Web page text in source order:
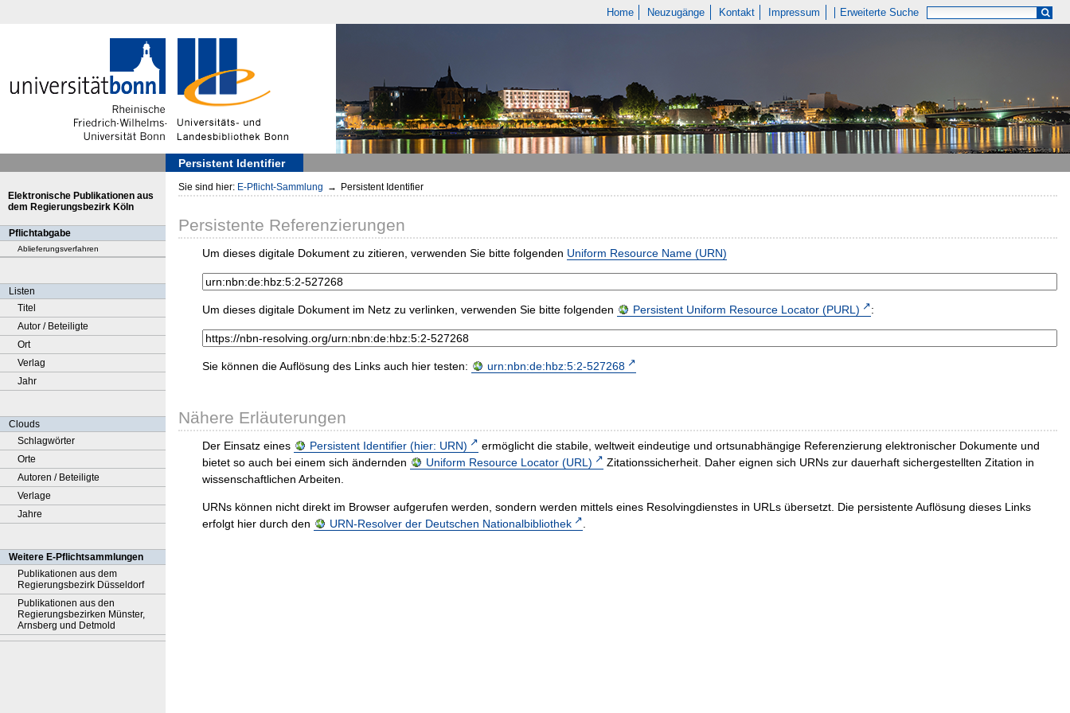
Home Neuzugänge Kontakt Impressum Erweiterte Suche
Persistent Identifier
Elektronische Publikationen aus
dem Regierungsbezirk Köln
Pflichtabgabe
Ablieferungsverfahren
Listen
Titel
Autor / Beteiligte
Ort
Verlag
Jahr
Clouds
Schlagwörter
Orte
Autoren / Beteiligte
Verlage
Jahre
Weitere E-Pflichtsammlungen
Publikationen aus dem
Regierungsbezirk Düsseldorf
Publikationen aus den
Regierungsbezirken Münster,
Arnsberg und Detmold
Sie sind hier: E-Pflicht-Sammlung → Persistent Identifier
Persistente Referenzierungen
Um dieses digitale Dokument zu zitieren, verwenden Sie bitte folgenden Uniform Resource Name (URN)
Um dieses digitale Dokument im Netz zu verlinken, verwenden Sie bitte folgenden Persistent Uniform Resource Locator (PURL) :
Sie können die Auflösung des Links auch hier testen: urn:nbn:de:hbz:5:2-527268
Nähere Erläuterungen
Der Einsatz eines Persistent Identifier (hier: URN)
ermöglicht die stabile, weltweit eindeutige und ortsunabhängige Referenzierung elektronischer Dokumente und
bietet so auch bei einem sich ändernden
Uniform Resource Locator (URL)
Zitationssicherheit. Daher eignen sich URNs zur dauerhaft sichergestellten Zitation in
wissenschaftlichen Arbeiten.
URNs können nicht direkt im Browser aufgerufen werden, sondern werden mittels eines Resolvingdienstes in URLs übersetzt. Die persistente Auflösung dieses Links
erfolgt hier durch den
URN-Resolver der Deutschen Nationalbibliothek .